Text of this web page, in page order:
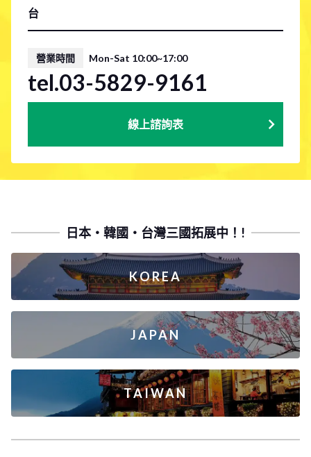
台
營業時間 Mon-Sat 10:00~17:00
tel.03-5829-9161
線上諮詢表
日本・韓國・台灣三國拓展中！!
KOREA
JAPAN
TAIWAN